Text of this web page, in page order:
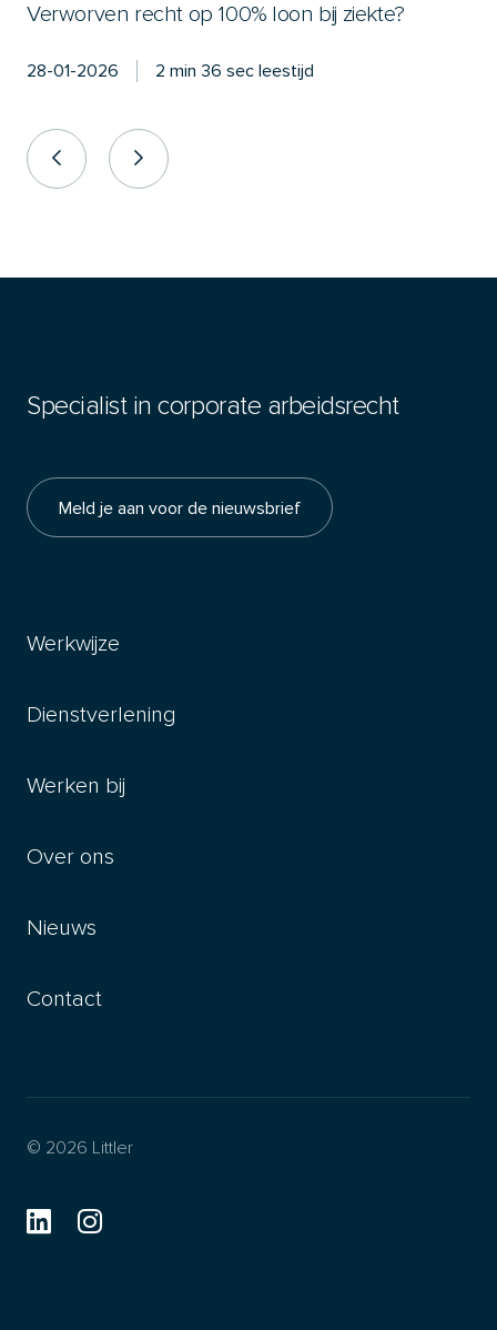
Verworven recht op 100% loon bij ziekte?
28-01-2026 2 min 36 sec leestijd
Specialist in corporate arbeidsrecht
Meld je aan voor de nieuwsbrief
Werkwijze
Dienstverlening
Werken bij
Over ons
Nieuws
Contact
© 2026 Littler